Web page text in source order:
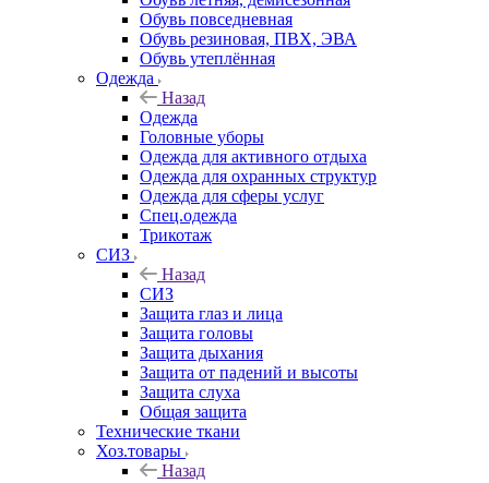
Обувь повседневная
Обувь резиновая, ПВХ, ЭВА
Обувь утеплённая
Одежда
Назад
Одежда
Головные уборы
Одежда для активного отдыха
Одежда для охранных структур
Одежда для сферы услуг
Спец.одежда
Трикотаж
СИЗ
Назад
СИЗ
Защита глаз и лица
Защита головы
Защита дыхания
Защита от падений и высоты
Защита слуха
Общая защита
Технические ткани
Хоз.товары
Назад